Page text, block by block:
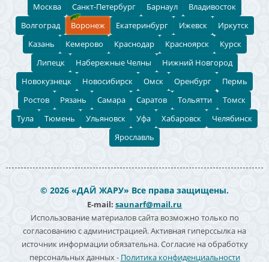
Москва Санкт-Петербург Барнаул
Владивосток
Волгоград
Воронеж Екатеринбург Ижевск
Иркутск
Казань
Кемерово Краснодар Красноярск
Курск
Липецк
Набережные Челны
Нижний Новгород
Новокузнецк
Новосибирск Омск Оренбург
Пермь
Ростов
Рязань Самара Саратов Тольятти
Томск
Тула
Тюмень Ульяновск Уфа Хабаровск
Челябинск
Ярославль
© 2026 «ДАЙ ЖАРУ» Все права защищены.
E-mail: saunarf@mail.ru
Использование материалов сайта возможно только по
согласованию с администрацией. Активная гиперссылка на
источник информации обязательна. Согласие на обработку
персональных данных - Политика конфиденциальности